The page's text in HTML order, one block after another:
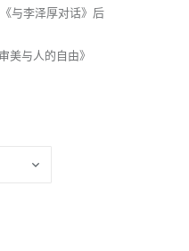
与李泽厚对话》后
美与人的自由》